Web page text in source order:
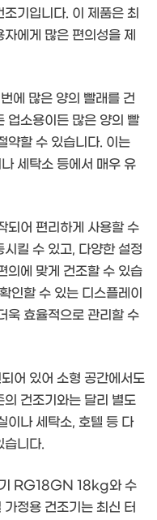
기입니다. 이 제품은 최
에게 많은 편의성을 제
에 많은 양의 빨래를 건
업소용이든 많은 양의 빨
약할 수 있습니다. 이는
세탁소 등에서 매우 유
되어 편리하게 사용할 수
킬 수 있고, 다양한 설정
의에 맞게 건조할 수 있습
인할 수 있는 디스플레이
욱 효율적으로 관리할 수
어 있어 소형 공간에서도
건조기와는 달리 별도
이나 세탁소, 호텔 등 다
습니다.
기 RG18GN 18kg와 수
정용 건조기는 최신 터